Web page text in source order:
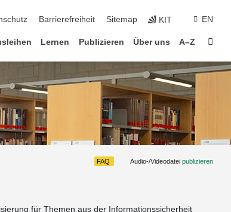
Barrierefreiheit Sitemap KIT EN
Lernen Publizieren Über uns A–Z
FAQ Audio-/Videodateipublizieren
für Themen aus der Informationssicherheit